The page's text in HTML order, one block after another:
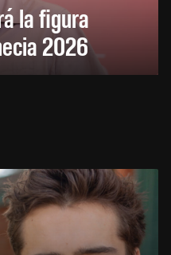
la figura
2026